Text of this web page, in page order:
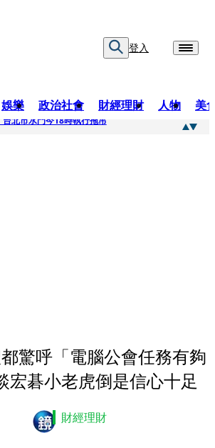
登入
娛樂 政治社會 財經理財 人物 美
北市水門今18時執行拖吊
驚呼「電腦公會任務有夠
碁小老虎倒是信心十足
財經理財